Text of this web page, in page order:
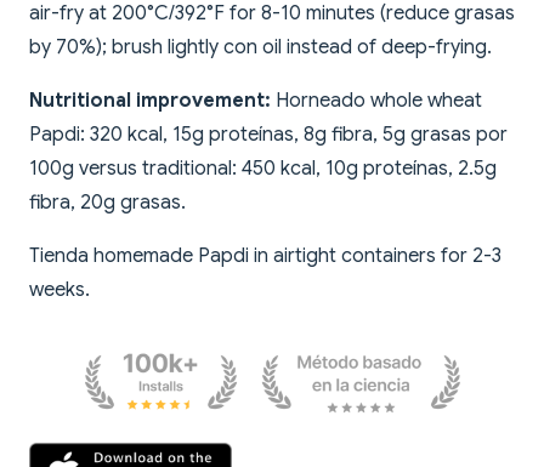
air-fry at 200°C/392°F for 8-10 minutes (reduce grasas
by 70%); brush lightly con oil instead of deep-frying.
Nutritional improvement: Horneado whole wheat
Papdi: 320 kcal, 15g proteínas, 8g fibra, 5g grasas por
100g versus traditional: 450 kcal, 10g proteínas, 2.5g
fibra, 20g grasas.
Tienda homemade Papdi in airtight containers for 2-3
weeks.